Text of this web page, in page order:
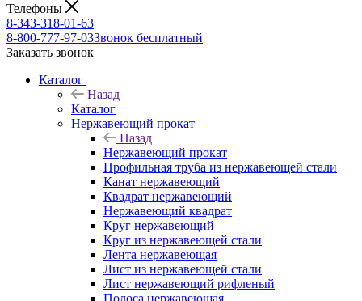
Телефоны
8-343-318-01-63
8-800-777-97-03Звонок бесплатный
Заказать звонок
Каталог
Назад
Каталог
Нержавеющий прокат
Назад
Нержавеющий прокат
Профильная труба из нержавеющей стали
Канат нержавеющий
Квадрат нержавеющий
Нержавеющий квадрат
Круг нержавеющий
Круг из нержавеющей стали
Лента нержавеющая
Лист из нержавеющей стали
Лист нержавеющий рифленый
Полоса нержавеющая